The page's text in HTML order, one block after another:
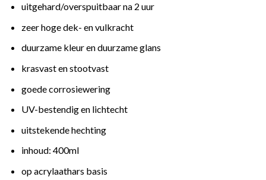
uitgehard/overspuitbaar na 2 uur
zeer hoge dek- en vulkracht
duurzame kleur en duurzame glans
krasvast en stootvast
goede corrosiewering
UV-bestendig en lichtecht
uitstekende hechting
inhoud: 400ml
op acrylaathars basis